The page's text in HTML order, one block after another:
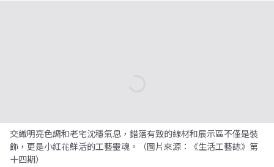
交織明亮色調和老宅沈穩氣息，錯落有致的線材和展示區不僅是裝
飾，更是小紅花鮮活的工藝靈魂。（圖片來源：《生活工藝誌》第
十四期）